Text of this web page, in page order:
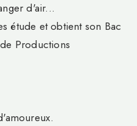
d'air...
étude et obtient son Bac
Productions